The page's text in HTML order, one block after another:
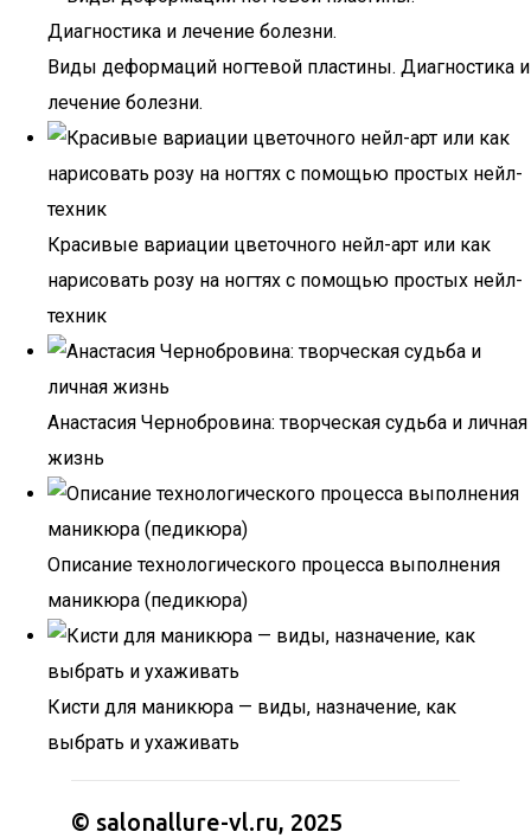
Виды деформаций ногтевой пластины. Диагностика и
лечение болезни.
Красивые вариации цветочного нейл-арт или как
нарисовать розу на ногтях с помощью простых нейл-
техник
Анастасия Чернобровина: творческая судьба и личная
жизнь
Описание технологического процесса выполнения
маникюра (педикюра)
Кисти для маникюра — виды, назначение, как
выбрать и ухаживать
© salonallure-vl.ru, 2025